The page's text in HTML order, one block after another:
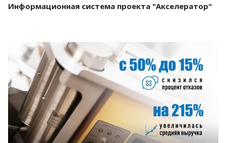
Информационная система проекта "Акселератор"
Смотреть проект